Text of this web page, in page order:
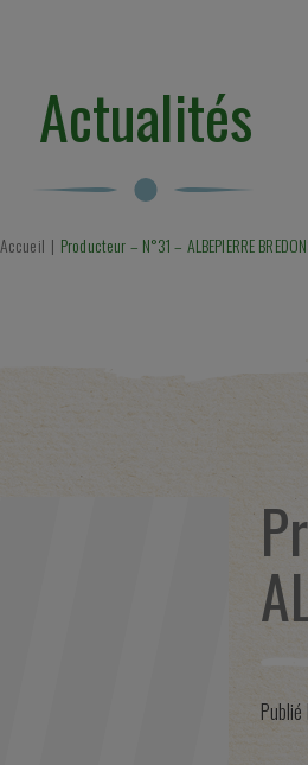
Actualités
Accueil En cours :
Producteur – N°31 – ALBEPIERRE
Publié